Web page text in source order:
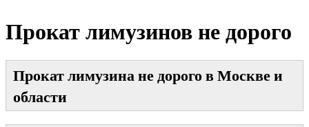
Прокат лимузинов не дорого
Прокат лимузина не дорого в Москве и
области